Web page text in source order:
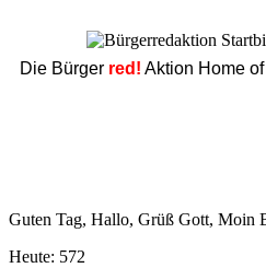
Die Bürger red! Aktion Home
Guten Tag, Hallo, Grüß Gott, Moin
Heute: 572